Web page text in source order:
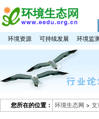
环境资源 可持续发展 环境监
您所在的位置： 环境生态网 > 文